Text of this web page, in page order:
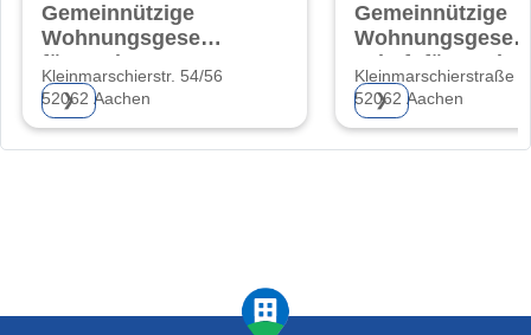
Gemeinnützige
Wohnungsgesellschaft
für Aachen AG
Kleinmarschierstr. 54/56
52062 Aachen
❯
Gemeinnützige
Wohnungsgesell-
schaft für
AG
Kleinmarschierstraße
52062 Aachen
❯